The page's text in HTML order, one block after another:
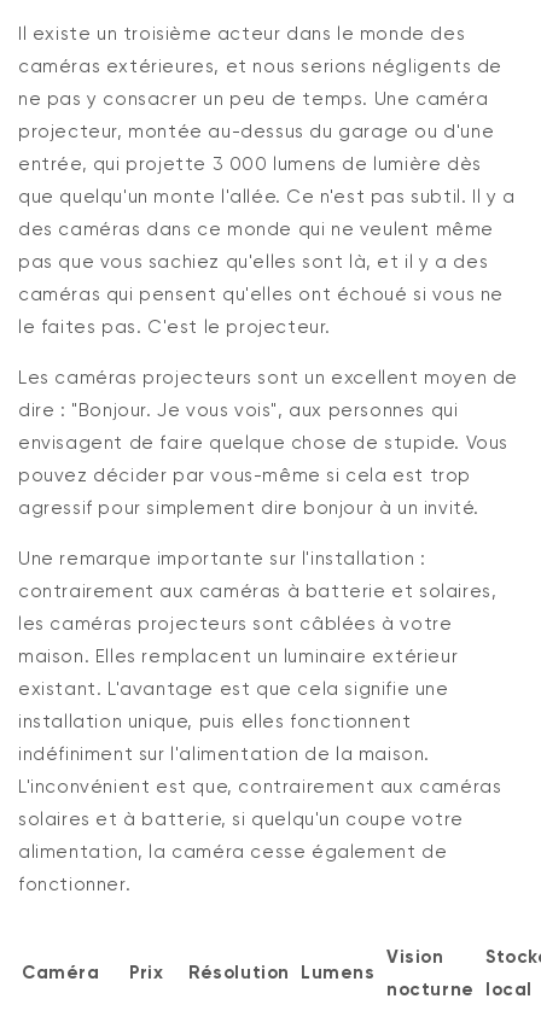
Il existe un troisième acteur dans le monde des
caméras extérieures, et nous serions négligents de
ne pas y consacrer un peu de temps. Une caméra
projecteur, montée au-dessus du garage ou d'une
entrée, qui projette 3 000 lumens de lumière dès
que quelqu'un monte l'allée. Ce n'est pas subtil. Il y a
des caméras dans ce monde qui ne veulent même
pas que vous sachiez qu'elles sont là, et il y a des
caméras qui pensent qu'elles ont échoué si vous ne
le faites pas. C'est le projecteur.
Les caméras projecteurs sont un excellent moyen de
dire : "Bonjour. Je vous vois", aux personnes qui
envisagent de faire quelque chose de stupide. Vous
pouvez décider par vous-même si cela est trop
agressif pour simplement dire bonjour à un invité.
Une remarque importante sur l'installation :
contrairement aux caméras à batterie et solaires,
les caméras projecteurs sont câblées à votre
maison. Elles remplacent un luminaire extérieur
existant. L'avantage est que cela signifie une
installation unique, puis elles fonctionnent
indéfiniment sur l'alimentation de la maison.
L'inconvénient est que, contrairement aux caméras
solaires et à batterie, si quelqu'un coupe votre
alimentation, la caméra cesse également de
fonctionner.
Caméra Prix Résolution Lumens
Vision
nocturne
local